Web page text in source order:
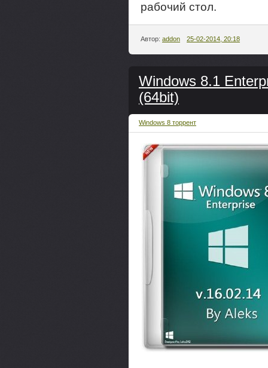
рабочий стол.
Автор: addon 25-02-2014, 20:18
Windows 8.1
(64bit)
Windows 8 торрент